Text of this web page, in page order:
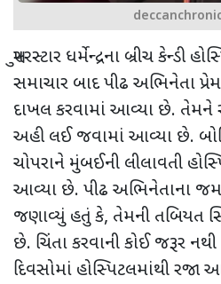
સુપરસ્ટાર ધર્મેન્દ્રના બ્રીચ કેન્ડી
સમાચાર બાદપીઢ અભિનેતા
દાખલ કરવામાં આવ્યા છે. તેમને
અહી લઈ જવામાં આવ્યા છે.
ચોપરાને મુંબઈની લીલાવતી
આવ્યા છે. પીઢ અભિનેતાના
જણાવ્યું હતું કે, તેમની તબિયત
છે. ચિંતા કરવાની કોઈ જરૂર નથી
દિવસોમાં હોસ્પિટલમાંથી